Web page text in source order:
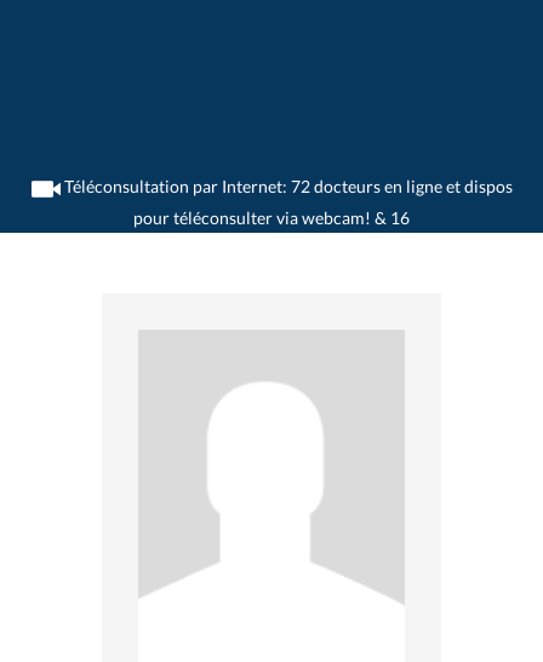
Téléconsultation par Internet: 72 docteurs en ligne et dispos
pour téléconsulter via webcam! & 16
>Allergologues>Lugano-Paradiso>Dr. Rocco Torricelli